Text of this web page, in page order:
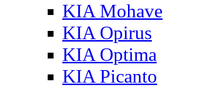
KIA Mohave
KIA Opirus
KIA Optima
KIA Picanto